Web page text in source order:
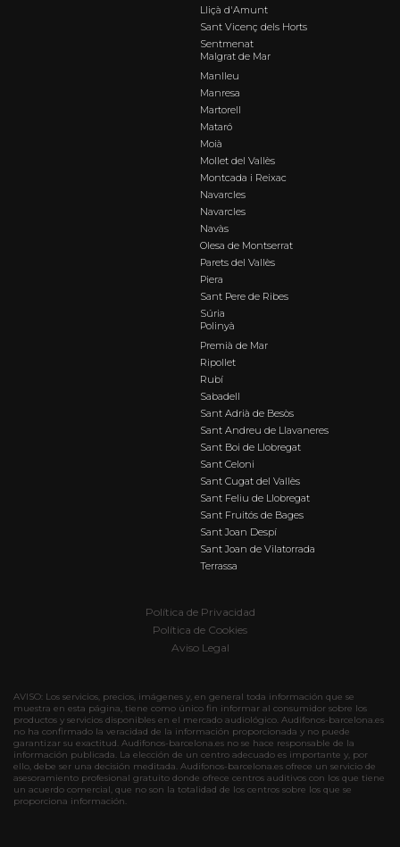
Lliçà d'Amunt
Sant Vicenç dels Horts
Sentmenat
Malgrat de Mar
Manlleu
Manresa
Martorell
Mataró
Moià
Mollet del Vallès
Montcada i Reixac
Navarcles
Navarcles
Navàs
Olesa de Montserrat
Parets del Vallès
Piera
Sant Pere de Ribes
Súria
Polinyà
Premià de Mar
Ripollet
Rubí
Sabadell
Sant Adrià de Besòs
Sant Andreu de Llavaneres
Sant Boi de Llobregat
Sant Celoni
Sant Cugat del Vallès
Sant Feliu de Llobregat
Sant Fruitós de Bages
Sant Joan Despí
Sant Joan de Vilatorrada
Terrassa
Política de Privacidad
Política de Cookies
Aviso Legal
AVISO: Los servicios, precios, imágenes y, en general toda información que se
muestra en esta página, tiene como único fin informar al consumidor sobre los
productos y servicios disponibles en el mercado audiológico. Audifonos-barcelona.es
no ha confirmado la veracidad de la información proporcionada y no puede
garantizar su exactitud. Audifonos-barcelona.es no se hace responsable de la
información publicada. La elección de un centro adecuado es importante y, por
ello, debe ser una decisión meditada. Audifonos-barcelona.es ofrece un servicio de
asesoramiento profesional gratuito donde ofrece centros auditivos con los que tiene
un acuerdo comercial, que no son la totalidad de los centros sobre los que se
proporciona información.